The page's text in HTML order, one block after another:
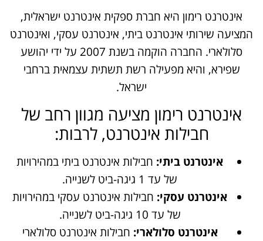
אינטרנט רימון היא חברת ספקית אינטרנט ישראלית,
המציעה שירותי אינטרנט ביתי, אינטרנט עסקי, ואינטרנט
סלולארי. החברה הוקמה בשנת 2007 על ידי יהושע
שפירא, והיא מפעילה רשת תשתית עצמאית ברחבי
ישראל.
אינטרנט רימון מציעה מגוון רחב של
חבילות אינטרנט, לרבות:
אינטרנט ביתי: חבילות אינטרנט ביתי במהירויות
של עד 1 גיגה-ביט לשנייה.
אינטרנט עסקי: חבילות אינטרנט עסקי במהירויות
של עד 10 גיגה-ביט לשנייה.
אינטרנט סלולארי: חבילות אינטרנט סלולארי